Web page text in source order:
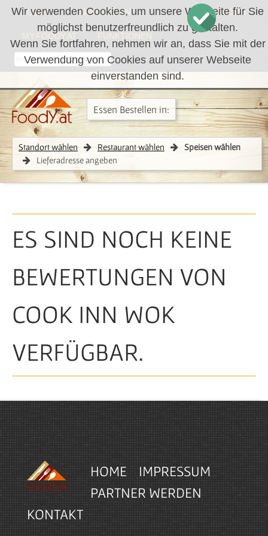
Wir verwenden Cookies, um unsere Webseite für Sie
möglichst benutzerfreundlich zu gestalten.
Wenn Sie fortfahren, nehmen wir an, dass Sie mit der
Verwendung von Cookies auf unserer Webseite
einverstanden sind.
LOGIN REGISTRIEREN WARENKORB
MY.FOODY.AT FUNKTIONEN
RÜCKRUF
Standort wählen Restaurant wählen
Speisen wählen
Lieferadresse angeben
Essen Bestellen in:
ES SIND NOCH KEINE
BEWERTUNGEN VON
COOK INN WOK
VERFÜGBAR.
HOME
IMPRESSUM
PARTNER WERDEN
KONTAKT